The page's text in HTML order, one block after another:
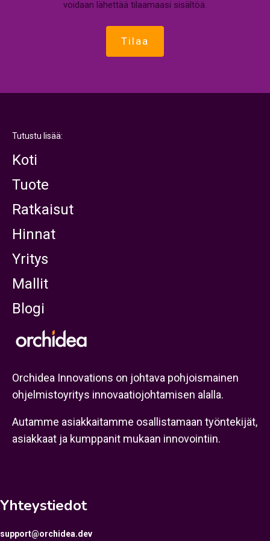
voidaan lähettää tilaamaasi sisältöä.
Tutustu lisää:
Koti
Tuote
Ratkaisut
Hinnat
Yritys
Mallit
Blogi
Orchidea Innovations on johtava pohjoismainen
ohjelmistoyritys innovaatiojohtamisen alalla.
Autamme asiakkaitamme osallistamaan työntekijät,
asiakkaat ja kumppanit mukaan innovointiin.
Yhteystiedot
support@orchidea.dev